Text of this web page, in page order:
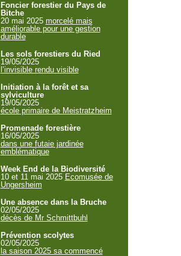
Foncier forestier du Pays de
Bitche
20 mai 2025 morcelé mais
améliorable pour une gestion
durable
Les sols forestiers du Ried
19/05/2025
l’invisible rendu visible
Initiation à la forêt et sa
sylviculture
19/05/2025
école primaire de Meistratzheim
Promenade forestière
16/05/2025
dans une futaie jardinée
emblématique
Week End de la Biodiversité
10 et 11 mai 2025 Ecomusée de
Ungersheim
Une absence dans la Bruche
02/05/2025
décès de Mr Schmittbuhl
Prévention scolytes
02/05/2025
la saison 2025 sa commencé